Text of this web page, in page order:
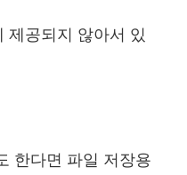
제공되지 않아서 있
한다면 파일 저장용